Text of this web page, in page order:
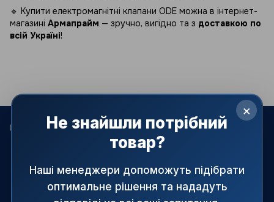
🔹 Купити електромагнітні клапани ODE можна в інтернет-
магазині Армапрайм — зручно, вигідно та з доставкою по
всій Україні!
068 022-80-81 099 387-28-27
063 077-69-11
093 971-98-73
Контакти
Повна версія сайту
×
Не знайшли потрібний
товар?
Наші менеджери допоможуть підібрати
оптимальне рішення та нададуть